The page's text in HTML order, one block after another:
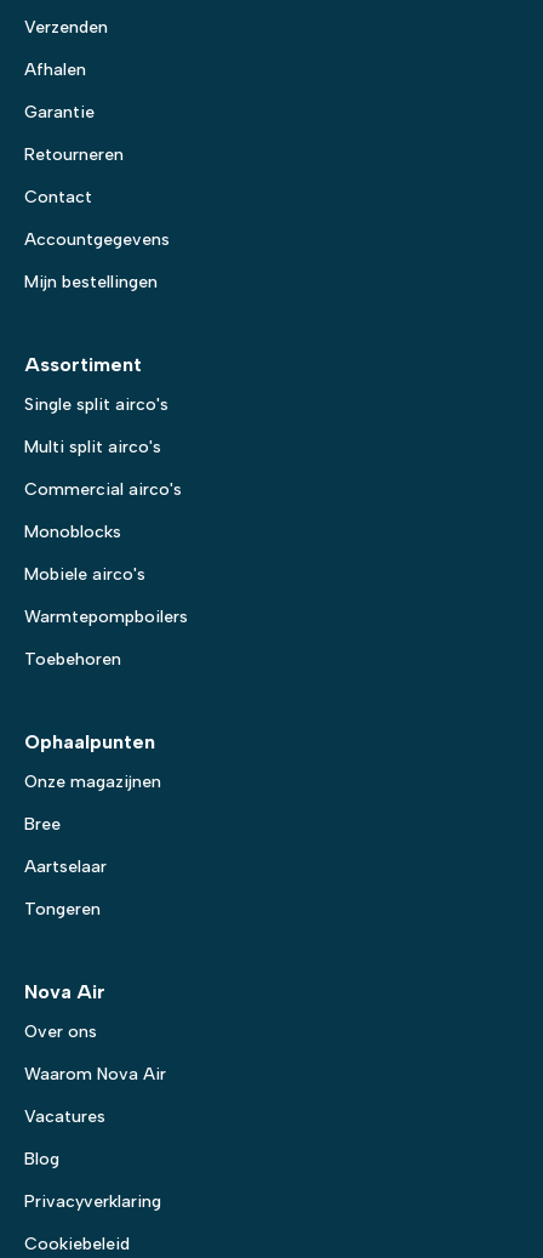
Verzenden
Afhalen
Garantie
Retourneren
Contact
Accountgegevens
Mijn bestellingen
Assortiment
Single split airco's
Multi split airco's
Commercial airco's
Monoblocks
Mobiele airco's
Warmtepompboilers
Toebehoren
Ophaalpunten
Onze magazijnen
Bree
Aartselaar
Tongeren
Nova Air
Over ons
Waarom Nova Air
Vacatures
Blog
Privacyverklaring
Cookiebeleid